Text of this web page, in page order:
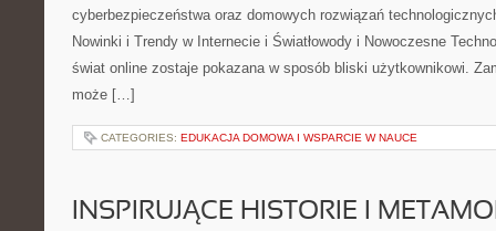
cyberbezpieczeństwa oraz domowych rozwiązań
Nowinki i Trendy w Internecie i Światłowody i Nowoczesne
świat online zostaje pokazana w sposób bliski użytkownikowi.
może […]
CATEGORIES: EDUKACJA DOMOWA I WSPARCIE W NAUCE
INSPIRUJĄCE HISTORIE I